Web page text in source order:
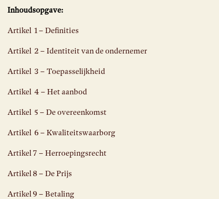
Inhoudsopgave:
Artikel 1 – Definities
Artikel 2 – Identiteit van de ondernemer
Artikel 3 – Toepasselijkheid
Artikel 4 – Het aanbod
Artikel 5 – De overeenkomst
Artikel 6 – Kwaliteitswaarborg
Artikel 7 – Herroepingsrecht
Artikel 8 – De Prijs
Artikel 9 – Betaling